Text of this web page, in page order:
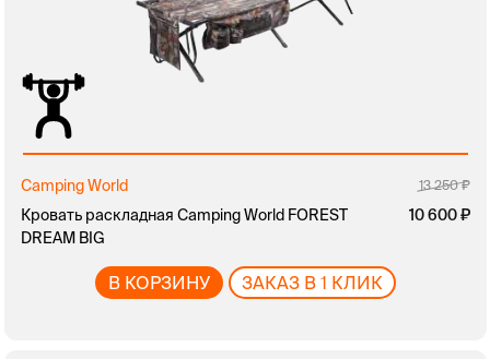
Camping World 13 250
Кровать раскладная Camping World FOREST
DREAM BIG
10 600
В КОРЗИНУ ЗАКАЗ В 1 КЛИК